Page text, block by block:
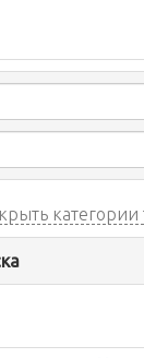
категории